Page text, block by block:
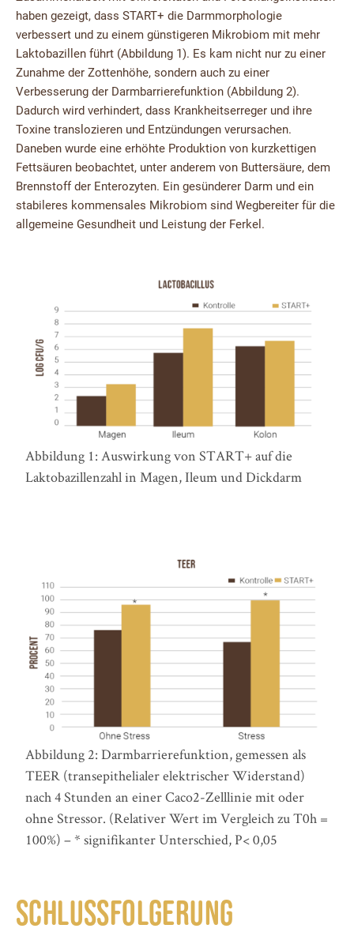
haben gezeigt, dass START+ die Darmmorphologie
verbessert und zu einem günstigeren Mikrobiom mit mehr
Laktobazillen führt (Abbildung 1). Es kam nicht nur zu einer
Zunahme der Zottenhöhe, sondern auch zu einer
Verbesserung der Darmbarrierefunktion (Abbildung 2).
Dadurch wird verhindert, dass Krankheitserreger und ihre
Toxine translozieren und Entzündungen verursachen.
Daneben wurde eine erhöhte Produktion von kurzkettigen
Fettsäuren beobachtet, unter anderem von Buttersäure, dem
Brennstoff der Enterozyten. Ein gesünderer Darm und ein
stabileres kommensales Mikrobiom sind Wegbereiter für die
allgemeine Gesundheit und Leistung der Ferkel.
Abbildung 1: Auswirkung von START+ auf die
Laktobazillenzahl in Magen, Ileum und Dickdarm
Abbildung 2: Darmbarrierefunktion, gemessen als
TEER (transepithelialer elektrischer Widerstand)
nach 4 Stunden an einer Caco2-Zelllinie mit oder
ohne Stressor. (Relativer Wert im Vergleich zu T0h =
100%) – * signifikanter Unterschied, P< 0,05
Schlussfolgerung